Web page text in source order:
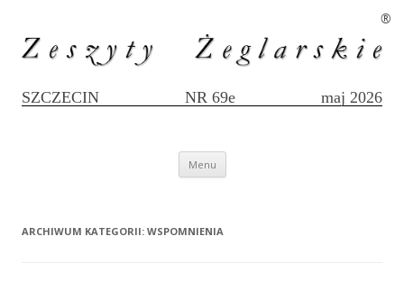
SZCZECIN NR 69e maj 2026
®
Menu Przejdź
ARCHIWUM KATEGORII: WSPOMNIENIA